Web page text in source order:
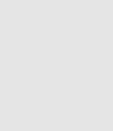
is. Iets hoger en meer
groene heuvels langs de
dorpjes met middeleeuwse
voornamelijk dienen als